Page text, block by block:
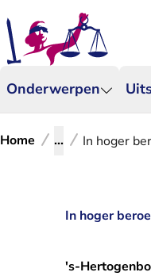
Onderwerpen
Home ... In hoger
In hoger
's-